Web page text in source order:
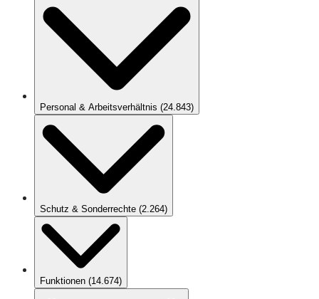
Personal & Arbeitsverhältnis (24.843)
Schutz & Sonderrechte (2.264)
Funktionen (14.674)